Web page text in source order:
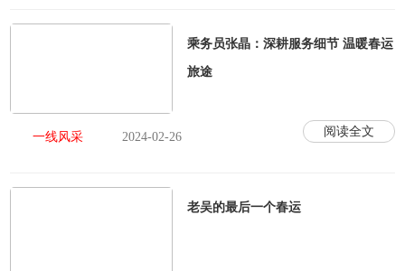
乘务员张晶：深耕服务细节 温暖春运
旅途
一线风采 2024-02-26 阅读全文
老吴的最后一个春运